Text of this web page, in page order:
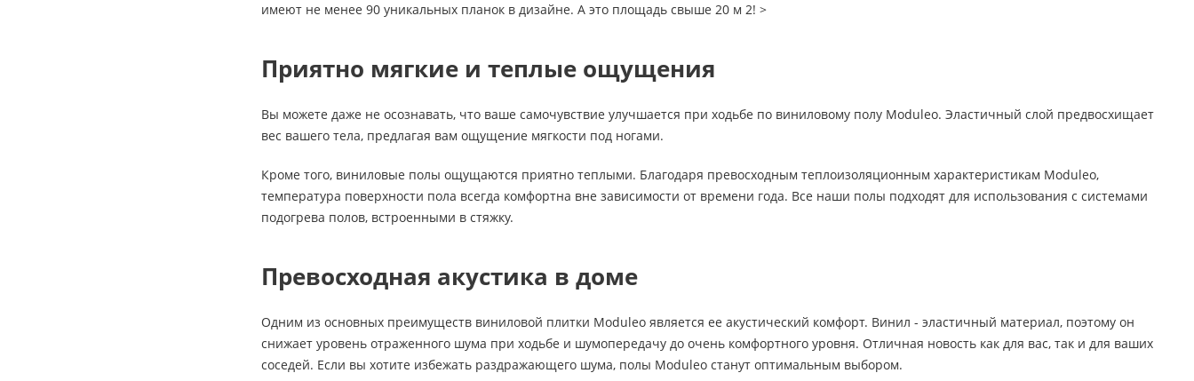
имеют не менее 90 уникальных планок в дизайне. А это площадь свыше 20 м 2! >
Приятно мягкие и теплые ощущения
Вы можете даже не осознавать, что ваше самочувствие улучшается при ходьбе по виниловому полу Moduleo. Эластичный слой предвосхищает
вес вашего тела, предлагая вам ощущение мягкости под ногами.
Кроме того, виниловые полы ощущаются приятно теплыми. Благодаря превосходным теплоизоляционным характеристикам Moduleo,
температура поверхности пола всегда комфортна вне зависимости от времени года. Все наши полы подходят для использования с системами
подогрева полов, встроенными в стяжку.
Превосходная акустика в доме
Одним из основных преимуществ виниловой плитки Moduleo является ее акустический комфорт. Винил - эластичный материал, поэтому он
снижает уровень отраженного шума при ходьбе и шумопередачу до очень комфортного уровня. Отличная новость как для вас, так и для ваших
соседей. Если вы хотите избежать раздражающего шума, полы Moduleo станут оптимальным выбором.